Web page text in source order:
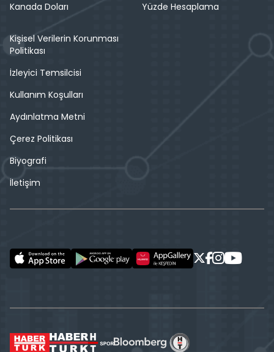
Kanada Doları
Yüzde Hesaplama
Kişisel Verilerin Korunması
Politikası
İzleyici Temsilcisi
Kullanım Koşulları
Aydınlatma Metni
Çerez Politikası
Biyografi
İletişim